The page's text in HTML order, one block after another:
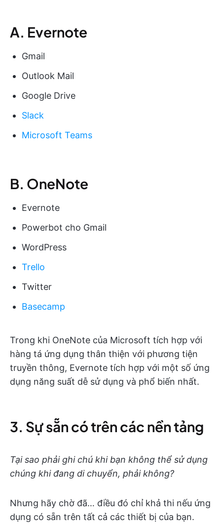
A. Evernote
Gmail
Outlook Mail
Google Drive
Slack
Microsoft Teams
B. OneNote
Evernote
Powerbot cho Gmail
WordPress
Trello
Twitter
Basecamp
Trong khi OneNote của Microsoft tích hợp với
hàng tá ứng dụng thân thiện với phương tiện
truyền thông, Evernote tích hợp với một số ứng
dụng năng suất dễ sử dụng và phổ biến nhất.
3. Sự sẵn có trên các nền tảng
Tại sao phải ghi chú khi bạn không thể sử dụng
chúng khi đang di chuyển, phải không?
Nhưng hãy chờ đã… điều đó chỉ khả thi nếu ứng
dụng có sẵn trên tất cả các thiết bị của bạn.